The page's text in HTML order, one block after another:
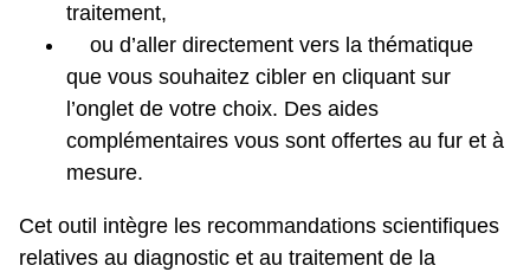
traitement,
ou d’aller directement vers la thématique
que vous souhaitez cibler en cliquant sur
l’onglet de votre choix. Des aides
complémentaires vous sont offertes au fur et à
mesure.
Cet outil intègre les recommandations scientifiques
relatives au diagnostic et au traitement de la